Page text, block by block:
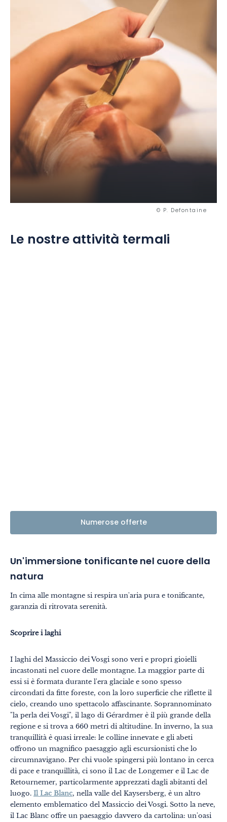
© P. Defontaine
Le nostre attività termali
Numerose offerte
Un'immersione tonificante nel cuore della
natura
In cima alle montagne si respira un'aria pura e tonificante,
garanzia di ritrovata serenità.
Scoprire i laghi
I laghi del Massiccio dei Vosgi sono veri e propri gioielli
incastonati nel cuore delle montagne. La maggior parte di
essi si è formata durante l'era glaciale e sono spesso
circondati da fitte foreste, con la loro superficie che riflette il
cielo, creando uno spettacolo affascinante. Soprannominato
"la perla dei Vosgi", il lago di Gérardmer è il più grande della
regione e si trova a 660 metri di altitudine. In inverno, la sua
tranquillità è quasi irreale: le colline innevate e gli abeti
offrono un magnifico paesaggio agli escursionisti che lo
circumnavigano. Per chi vuole spingersi più lontano in cerca
di pace e tranquillità, ci sono il Lac de Longemer e il Lac de
Retournemer, particolarmente apprezzati dagli abitanti del
luogo. Il Lac Blanc, nella valle del Kaysersberg, è un altro
elemento emblematico del Massiccio dei Vosgi. Sotto la neve,
il Lac Blanc offre un paesaggio davvero da cartolina: un'oasi